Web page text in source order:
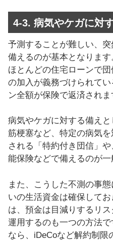
4-3. 病気やケガに対
予測することが難しい、
備えるのが基本となります
ほとんどの住宅ローンで
の加入が義務づけられて
ン全額が保険で返済されま
病気やケガに対する備え
筋梗塞など、特定の病気
される「特約付き団信」
能保険などで備えるのが一
また、こうした不測の事
いの生活資金は確保して
は、預金は目減りするリ
運用するのも一つの方法
なら、iDeCoなど解約制限